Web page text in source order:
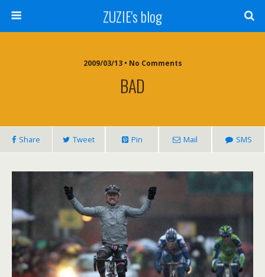
ZUZIE's blog
2009/03/13 • No Comments
BAD
Share Tweet Pin Mail SMS